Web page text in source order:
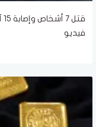
فيديو